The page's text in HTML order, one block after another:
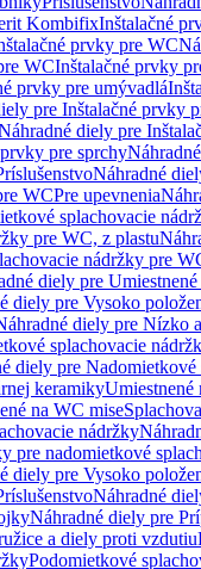
KombifixInštalačné
prvky pre WC
WCInštalačné prvky
prvky pre umývadlá
pre Inštalačné prvky
diely pre
pre sprchy
Náhradné
WCPre upevnenia
splachovacie
pre WC, z plastu
nádržky pre
diely pre
diely pre Vysoko
diely pre Nízko
splachovacie
diely pre
keramikyUmiestnené
na WC mise
nádržky
pre nadomietkové
diely pre Vysoko
Náhradné
Náhradné diely pre
a diely proti vzdutiu
Podomietkové